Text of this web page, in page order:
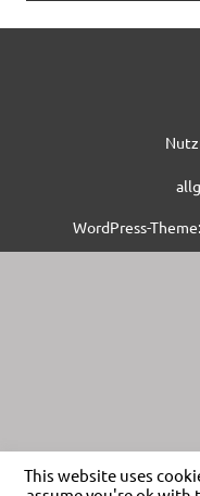
WordPress-
This website uses